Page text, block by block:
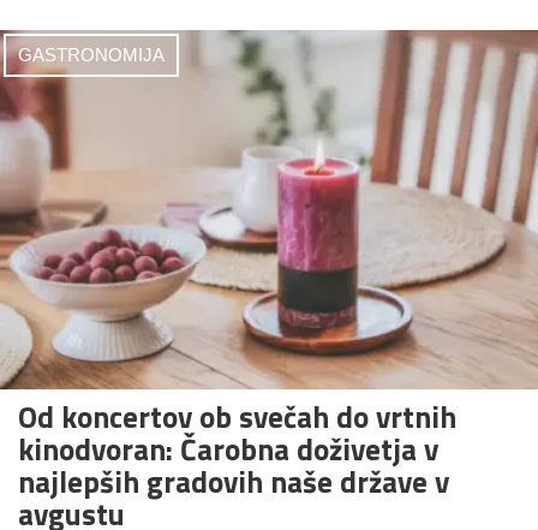
GASTRONOMIJA
Od koncertov ob svečah do vrtnih
kinodvoran: Čarobna doživetja v
najlepših gradovih naše države v
avgustu